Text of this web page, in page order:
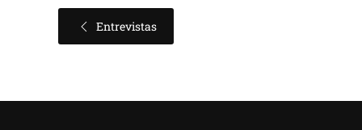
Entrevistas